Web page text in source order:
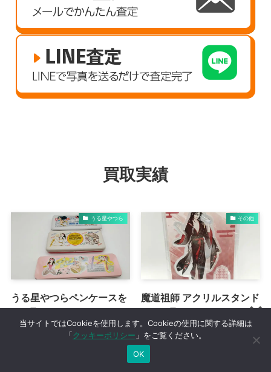
買取実績
うる星やつら
うる星やつらペンケースを
その他
魔道祖師 アクリルスタンド
当サイトではCookieを使用します。Cookieの使用に関する詳細は
「クッキーポリシー 」をご覧ください。
OK